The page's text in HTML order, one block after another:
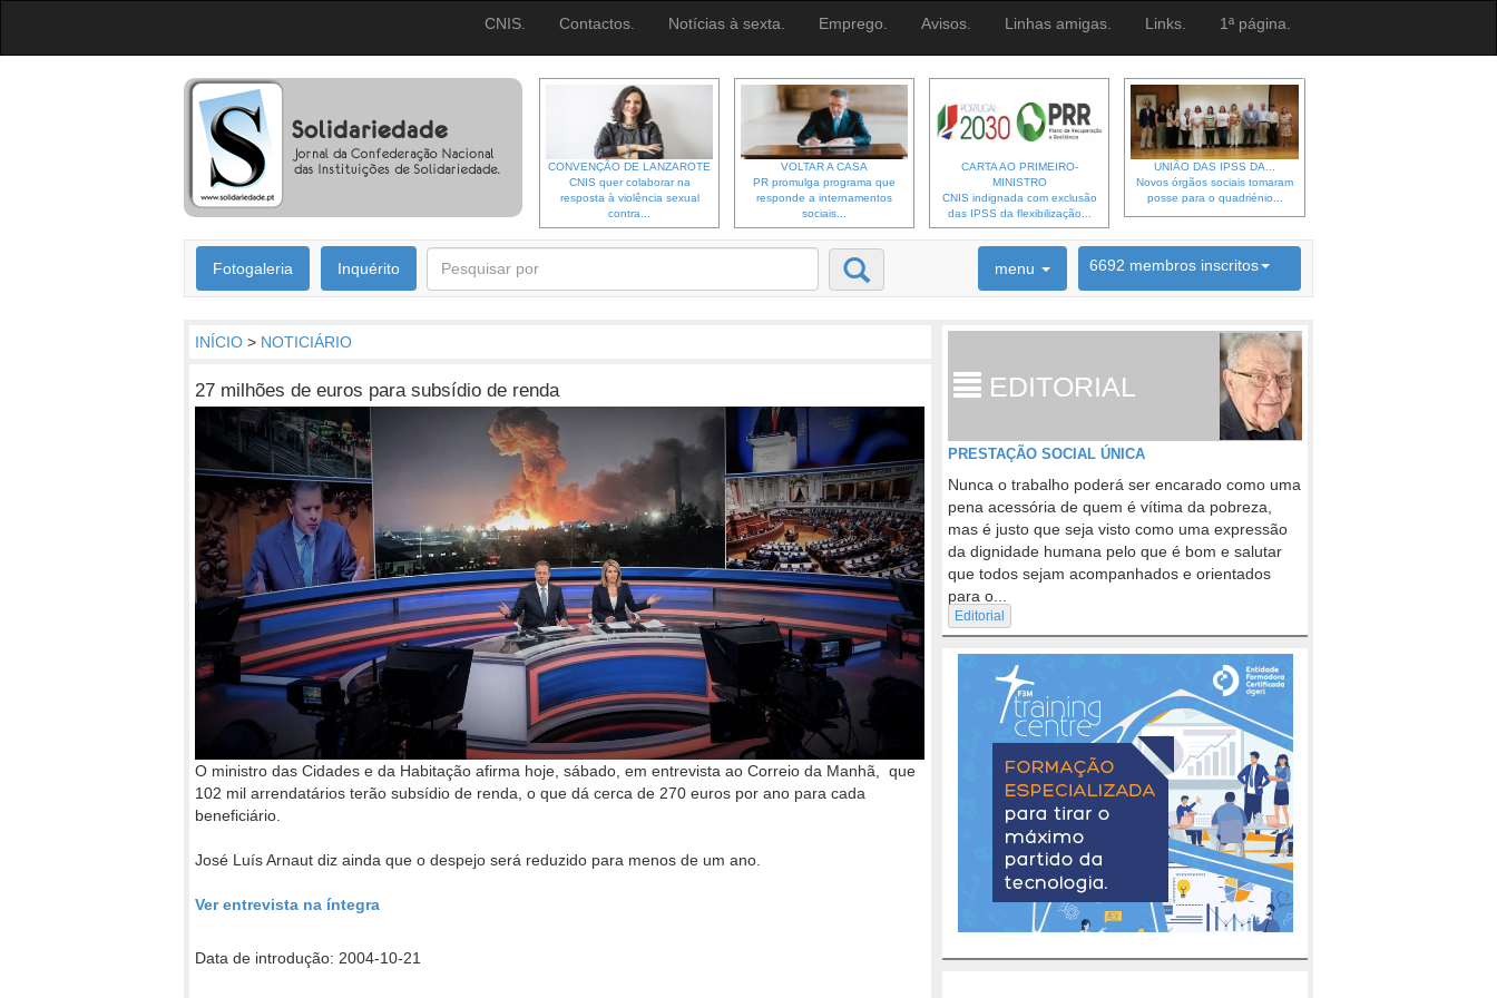
CNIS. Contactos. Notícias à sexta. Emprego. Avisos. Linhas amigas. Links. 1ª página.
CONVENÇÃO DE LANZAROTE
CNIS quer colaborar na
resposta à violência sexual
contra...
VOLTAR A CASA
PR promulga programa que
responde a internamentos
sociais...
CARTA AO PRIMEIRO-
MINISTRO
CNIS indignada com exclusão
das IPSS da flexibilização...
UNIÃO DAS IPSS DA...
Novos órgãos sociais tomaram
posse para o quadriénio...
Fotogaleria Inquérito menu 6692 membros inscritos
INÍCIO > NOTICIÁRIO
27 milhões de euros para subsídio de renda
O ministro das Cidades e da Habitação afirma hoje, sábado, em entrevista ao Correio da Manhã, que
102 mil arrendatários terão subsídio de renda, o que dá cerca de 270 euros por ano para cada
beneficiário.
José Luís Arnaut diz ainda que o despejo será reduzido para menos de um ano.
Ver entrevista na íntegra
Data de introdução: 2004-10-21
EDITORIAL
PRESTAÇÃO SOCIAL ÚNICA
Nunca o trabalho poderá ser encarado como uma
pena acessória de quem é vítima da pobreza,
mas é justo que seja visto como uma expressão
da dignidade humana pelo que é bom e salutar
que todos sejam acompanhados e orientados
para o...
Editorial